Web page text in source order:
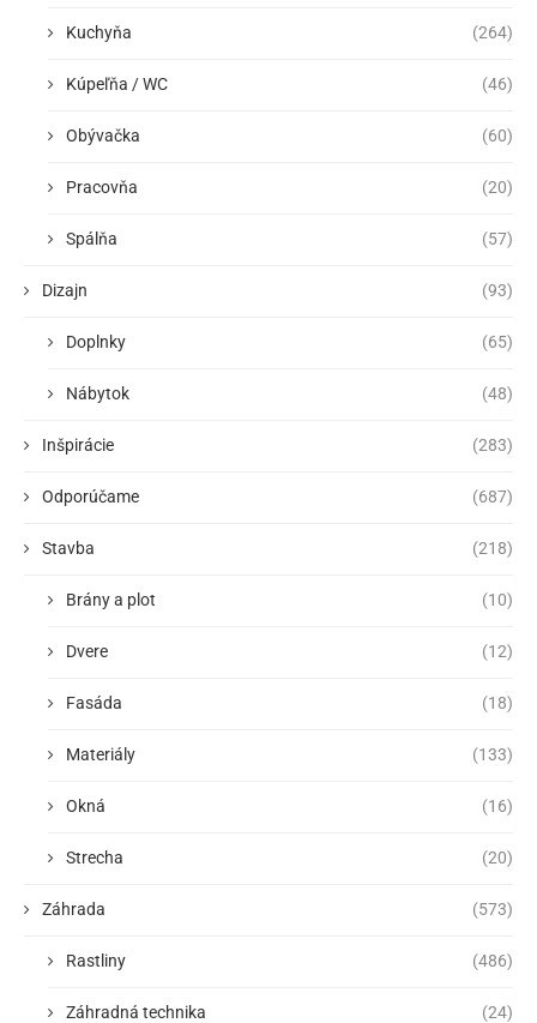
Kuchyňa (264)
Kúpeľňa / WC (46)
Obývačka (60)
Pracovňa (20)
Spálňa (57)
Dizajn (93)
Doplnky (65)
Nábytok (48)
Inšpirácie (283)
Odporúčame (687)
Stavba (218)
Brány a plot (10)
Dvere (12)
Fasáda (18)
Materiály (133)
Okná (16)
Strecha (20)
Záhrada (573)
Rastliny (486)
Záhradná technika (24)